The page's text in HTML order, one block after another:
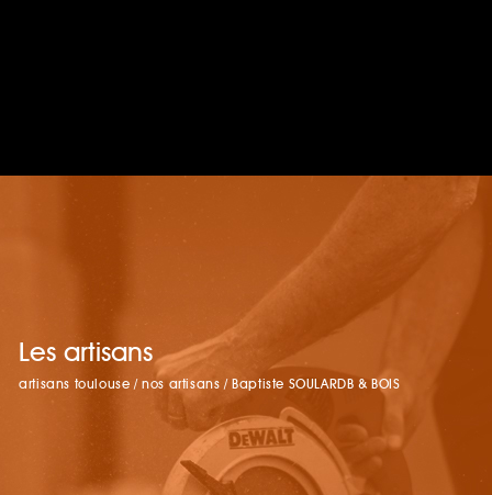
Les artisans
artisans toulouse /nos artisans / Baptiste SOULARDB & BOIS